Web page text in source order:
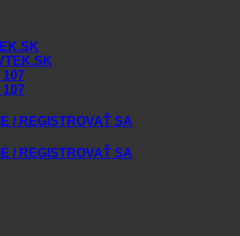
107
107
/ REGISTROVAŤ SA
/ REGISTROVAŤ SA